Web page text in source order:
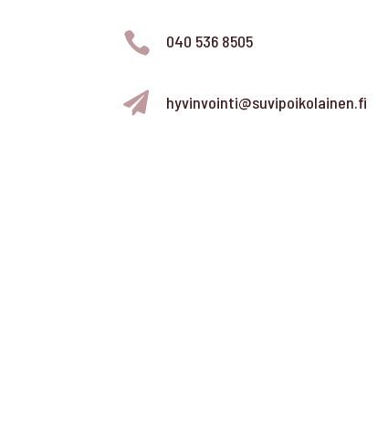
 040 536 8505
 hyvinvointi@suvipoikolainen.fi